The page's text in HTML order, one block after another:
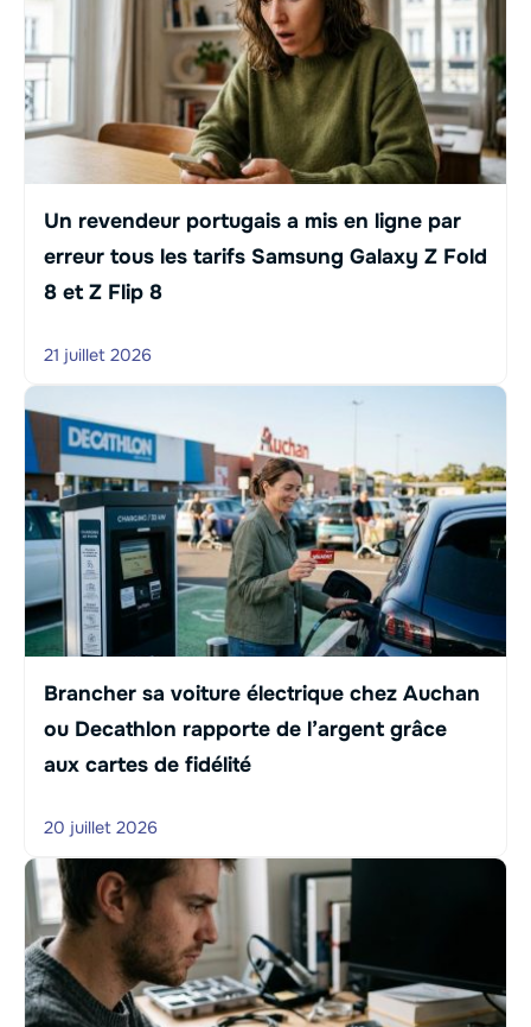
Un revendeur portugais a mis en ligne par
erreur tous les tarifs Samsung Galaxy Z Fold
8 et Z Flip 8
21 juillet 2026
Brancher sa voiture électrique chez Auchan
ou Decathlon rapporte de l’argent grâce
aux cartes de fidélité
20 juillet 2026